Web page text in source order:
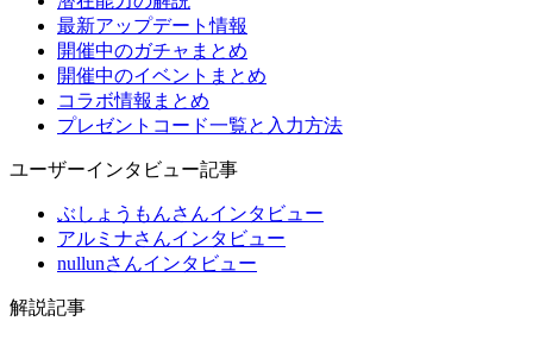
最新アップデート情報
開催中のガチャまとめ
開催中のイベントまとめ
コラボ情報まとめ
プレゼントコード一覧と入力方法
ユーザーインタビュー記事
ぶしょうもんさんインタビュー
アルミナさんインタビュー
nullunさんインタビュー
解説記事